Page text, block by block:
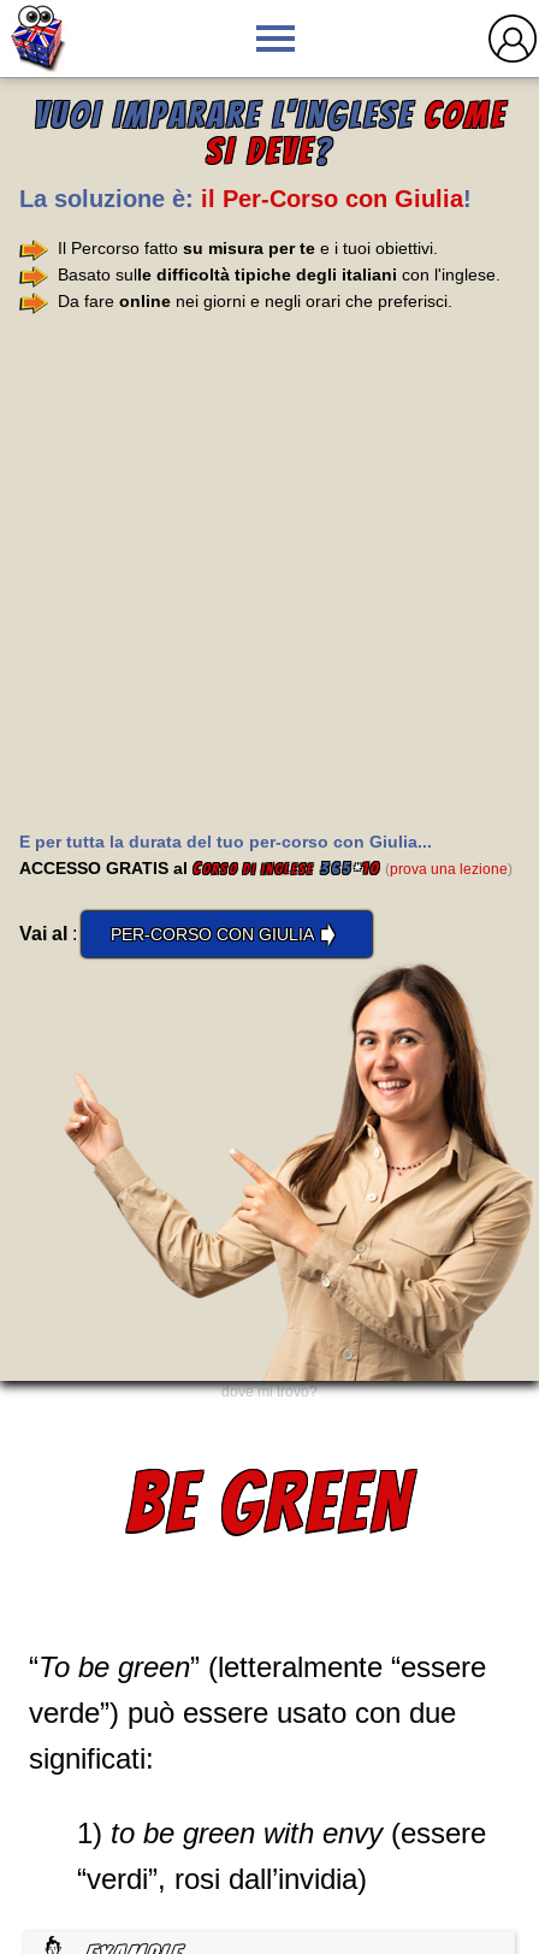
VUOI IMPARARE L'INGLESE COME
SI DEVE?
La soluzione è: il Per-Corso con Giulia!
Il Percorso fatto su misura per te e i tuoi obiettivi.
Basato sulle difficoltà tipiche degli italiani con l'inglese.
Da fare online nei giorni e negli orari che preferisci.
E per tutta la durata del tuo per-corso con Giulia...
ACCESSO GRATIS al Corso di inglese 365*10 (prova una lezione)
Vai al : PER-CORSO CON GIULIA➧
dove mi trovo?
BE GREEN
“To be green” (letteralmente “essere
verde”) può essere usato con due
significati:
1) to be green with envy (essere
“verdi”, rosi dall’invidia)